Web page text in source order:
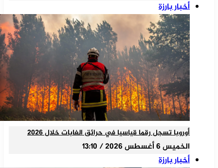
أخبار بارزة
أوروبا تسجل رقما قياسيا في حرائق الغابات خلال 2026
الخميس 6 أغسطس 2026 / 13:10
أخبار بارزة